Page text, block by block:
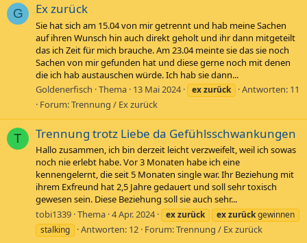
G Ex zurück
Sie hat sich am 15.04 von mir getrennt und hab meine Sachen
auf ihren Wunsch hin auch direkt geholt und ihr dann mitgeteilt
das ich Zeit für mich brauche. Am 23.04 meinte sie das sie noch
Sachen von mir gefunden hat und diese gerne noch mit denen
die ich hab austauschen würde. Ich hab sie dann...
Goldenerfisch Thema 13 Mai 2024 exzurück
Antworten: 11
Forum:Trennung / Ex zurück
T Trennung trotz Liebe da Gefühlsschwankungen
Hallo zusammen, ich bin derzeit leicht verzweifelt, weil ich sowas
noch nie erlebt habe. Vor 3 Monaten habe ich eine
kennengelernt, die seit 5 Monaten single war. Ihr Beziehung mit
ihrem Exfreund hat 2,5 Jahre gedauert und soll sehr toxisch
gewesen sein. Diese Beziehung soll sie auch sehr...
tobi1339 Thema 4 Apr. 2024 exzurück exzurückgewinnen
stalking
Antworten: 12 Forum:Trennung / Ex zurück